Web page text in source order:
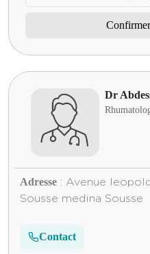
Dr
Adresse : Avenue
Sousse medina Sousse
Contact